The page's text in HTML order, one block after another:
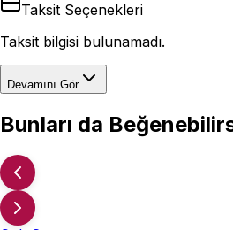
Taksit Seçenekleri
Taksit bilgisi bulunamadı.
Devamını Gör
Bunları da